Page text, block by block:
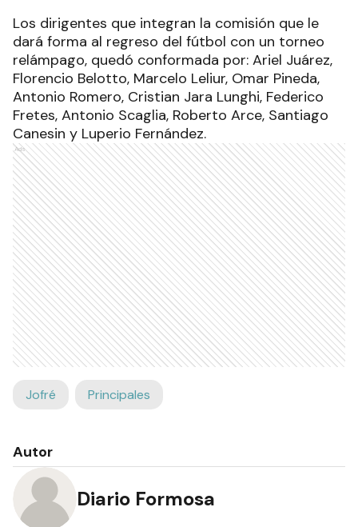
Los dirigentes que integran la comisión que le
dará forma al regreso del fútbol con un torneo
relámpago, quedó conformada por: Ariel Juárez,
Florencio Belotto, Marcelo Leliur, Omar Pineda,
Antonio Romero, Cristian Jara Lunghi, Federico
Fretes, Antonio Scaglia, Roberto Arce, Santiago
Canesin y Luperio Fernández.
Ads
Jofré Principales
Autor
Diario Formosa